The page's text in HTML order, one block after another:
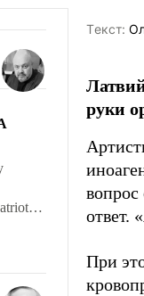
с
Tекст:
руки
ответ.
При